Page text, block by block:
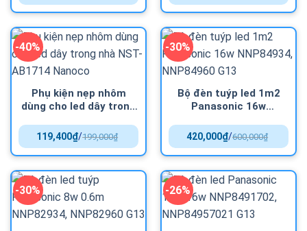
-40%
Phụ kiện nẹp nhôm
dùng cho led dây trong
Nanoco199,000₫
/
119,400₫
-30%
Bộ đèn tuýp led 1m2
Panasonic 16w
G13600,000₫
/
420,000₫
-30% -26%